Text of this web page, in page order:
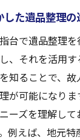
た遺品整理の
台で遺品整理
、それを活用す
知ることで、
が可能になり
ーズを理解し
例えば、地元